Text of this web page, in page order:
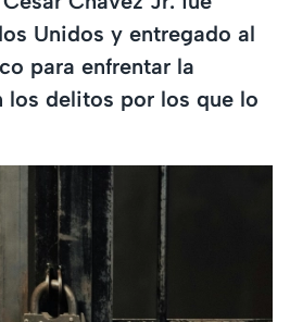
Unidos y entregado al
para enfrentar la
los delitos por los que lo